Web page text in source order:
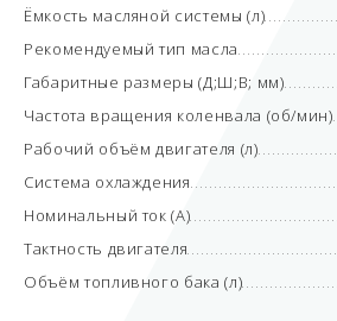
Ёмкость масляной системы (л)
Рекомендуемый тип масла
Габаритные размеры (Д;Ш;В; мм)
Частота вращения коленвала (об/мин)
Рабочий объём двигателя (л)
Система охлаждения
Номинальный ток (А)
Тактность двигателя
Объём топливного бака (л)